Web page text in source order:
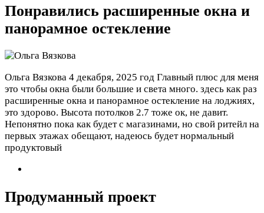
Понравились расширенные окна и
панорамное остекление
Ольга Вязкова 4 декабря, 2025 год Главный плюс для меня
это чтобы окна были большие и света много. здесь как раз
расширенные окна и панорамное остекление на лоджиях,
это здорово. Высота потолков 2.7 тоже ок, не давит.
Непонятно пока как будет с магазинами, но свой ритейл на
первых этажах обещают, надеюсь будет нормальный
продуктовый
Продуманный проект